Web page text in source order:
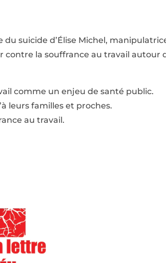
suicide d’Élise Michel,
contre la souffrance au travail autour
comme un enjeu de santé public.
leurs familles et proches.
au travail.